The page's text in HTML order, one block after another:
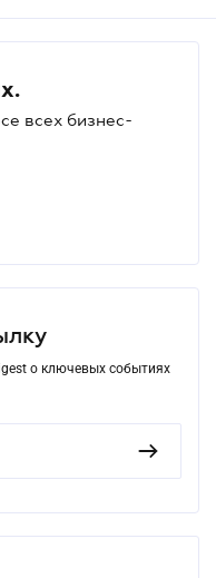
всех бизнес-
о ключевых событиях